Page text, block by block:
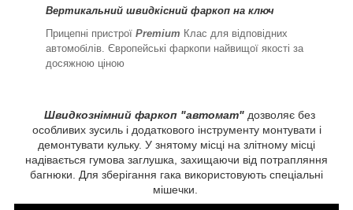
Вертикальний швидкісний фаркоп на ключ
Прицепні пристрої Premium Клас для відповідних
автомобілів. Європейські фаркопи найвищої якості за
досяжною ціною
Швидкознімний фаркоп "автомат" дозволяє без
особливих зусиль і додаткового інструменту монтувати і
демонтувати кульку. У знятому місці на злітному місці
надівається гумова заглушка, захищаючи від потрапляння
багнюки. Для зберігання гака використовують спеціальні
мішечки.